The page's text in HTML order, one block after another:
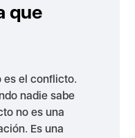
que
es el conflicto.
nadie sabe
no es una
Es una